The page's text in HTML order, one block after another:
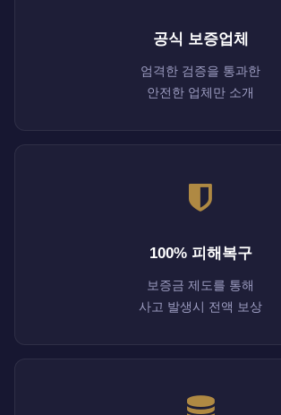
공식 보증업체
엄격한 검증을 통과한
안전한 업체만 소개
100% 피해복구
보증금 제도를 통해
사고 발생시 전액 보상